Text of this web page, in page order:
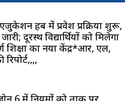
एजुकेशन हब में प्रवेश प्रक्रिया शुरू,
दूरस्थ विद्यार्थियों को मिलेगा
शिक्षा का नया केंद्र*आर, एल,